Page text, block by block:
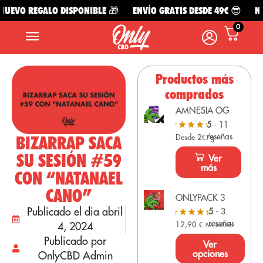
REGALO DISPONIBLE 🎁 ENVÍO GRATIS DESDE 49€ 😎
0
BIZARRAP SACA
SU SESIÓN #59
CON “NATANAEL
CANO”
Publicado el dia abril
4, 2024
Publicado por
OnlyCBD Admin
Productos más
comprados
AMNESIA OG
5- 11
reseñas
Desde 2€/g
Ver
más
ONLYPACK 3
5- 3
reseñas
12,90€ IVA Incluido
Ver
opciones